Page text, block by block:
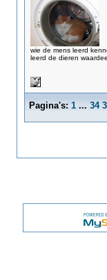
wie de mens leerd
leerd de dieren
Pagina's: 1 ... 34